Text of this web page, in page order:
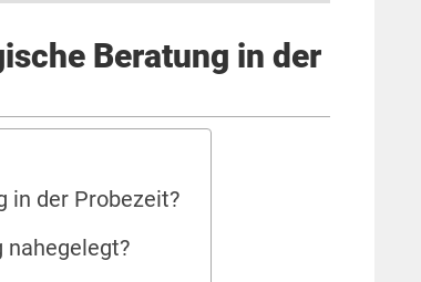
Beratung in der
in der Probezeit?
nahegelegt?